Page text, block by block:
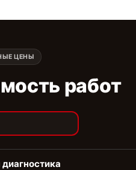
ЦЕНЫ
работ